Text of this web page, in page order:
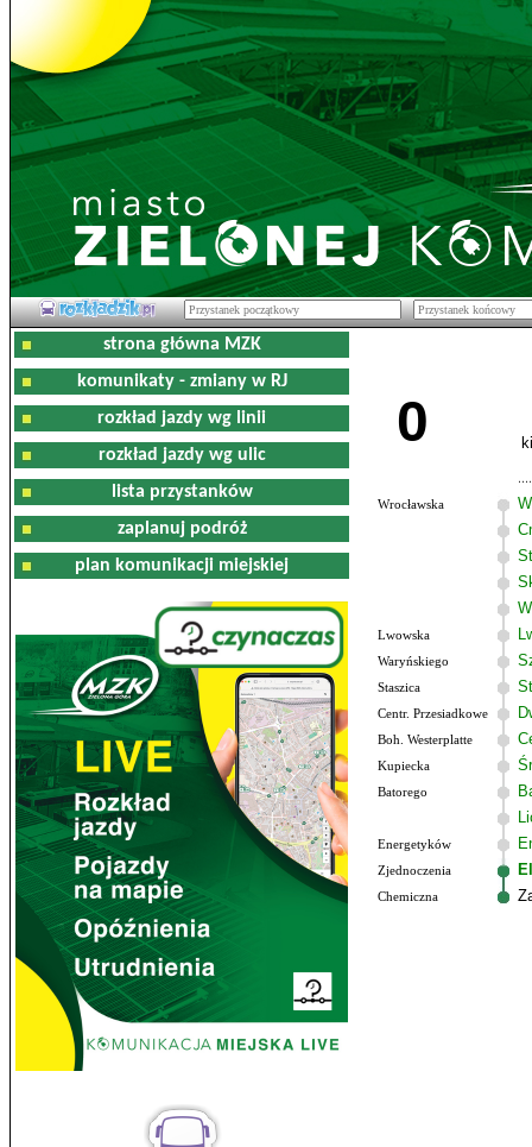
strona główna MZK
komunikaty - zmiany w RJ
rozkład jazdy wg linii
rozkład jazdy wg ulic
lista przystanków
zaplanuj podróż
plan komunikacji miejskiej
0
Wrocławska
Lwowska
Waryńskiego
Staszica
Centr. Przesiadkowe
Boh. Westerplatte
Kupiecka
Batorego
Energetyków
Zjednoczenia
Chemiczna